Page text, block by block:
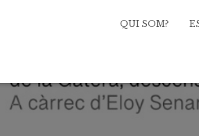
QUI SOM?